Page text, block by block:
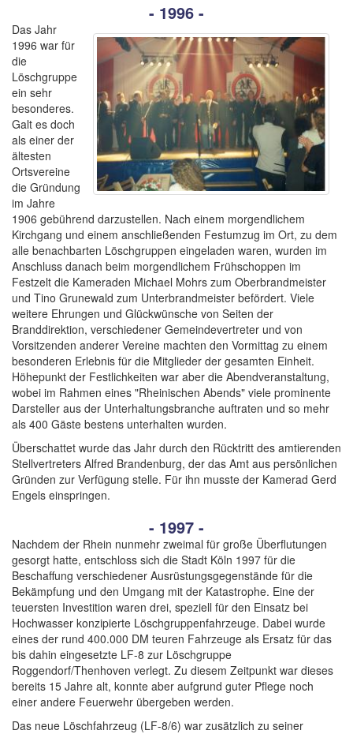
- 1996 -
Das Jahr
1996 war für
die
Löschgruppe
ein sehr
besonderes.
Galt es doch
als einer der
ältesten
Ortsvereine
die Gründung
im Jahre
1906 gebührend darzustellen. Nach einem morgendlichem
Kirchgang und einem anschließenden Festumzug im Ort, zu dem
alle benachbarten Löschgruppen eingeladen waren, wurden im
Anschluss danach beim morgendlichem Frühschoppen im
Festzelt die Kameraden Michael Mohrs zum Oberbrandmeister
und Tino Grunewald zum Unterbrandmeister befördert. Viele
weitere Ehrungen und Glückwünsche von Seiten der
Branddirektion, verschiedener Gemeindevertreter und von
Vorsitzenden anderer Vereine machten den Vormittag zu einem
besonderen Erlebnis für die Mitglieder der gesamten Einheit.
Höhepunkt der Festlichkeiten war aber die Abendveranstaltung,
wobei im Rahmen eines "Rheinischen Abends" viele prominente
Darsteller aus der Unterhaltungsbranche auftraten und so mehr
als 400 Gäste bestens unterhalten wurden.
Überschattet wurde das Jahr durch den Rücktritt des amtierenden
Stellvertreters Alfred Brandenburg, der das Amt aus persönlichen
Gründen zur Verfügung stelle. Für ihn musste der Kamerad Gerd
Engels einspringen.
- 1997 -
Nachdem der Rhein nunmehr zweimal für große Überflutungen
gesorgt hatte, entschloss sich die Stadt Köln 1997 für die
Beschaffung verschiedener Ausrüstungsgegenstände für die
Bekämpfung und den Umgang mit der Katastrophe. Eine der
teuersten Investition waren drei, speziell für den Einsatz bei
Hochwasser konzipierte Löschgruppenfahrzeuge. Dabei wurde
eines der rund 400.000 DM teuren Fahrzeuge als Ersatz für das
bis dahin eingesetzte LF-8 zur Löschgruppe
Roggendorf/Thenhoven verlegt. Zu diesem Zeitpunkt war dieses
bereits 15 Jahre alt, konnte aber aufgrund guter Pflege noch
einer andere Feuerwehr übergeben werden.
Das neue Löschfahrzeug (LF-8/6) war zusätzlich zu seiner